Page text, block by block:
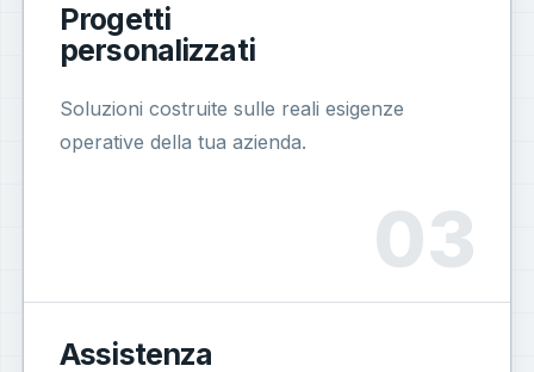
Progetti
personalizzati
Soluzioni costruite sulle reali esigenze
operative della tua azienda.
Assistenza